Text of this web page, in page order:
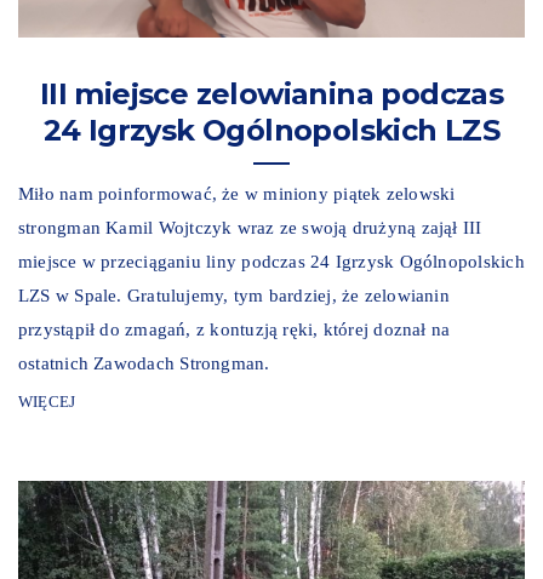
III miejsce zelowianina podczas
24 Igrzysk Ogólnopolskich LZS
Miło nam poinformować, że w miniony piątek zelowski
strongman Kamil Wojtczyk wraz ze swoją drużyną zajął III
miejsce w przeciąganiu liny podczas 24 Igrzysk Ogólnopolskich
LZS w Spale. Gratulujemy, tym bardziej, że zelowianin
przystąpił do zmagań, z kontuzją ręki, której doznał na
ostatnich Zawodach Strongman.
WIĘCEJ